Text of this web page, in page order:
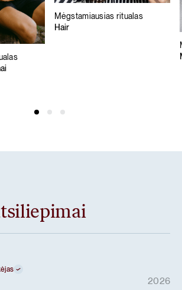
Mėgstamiausias ritualas
Hair
2026